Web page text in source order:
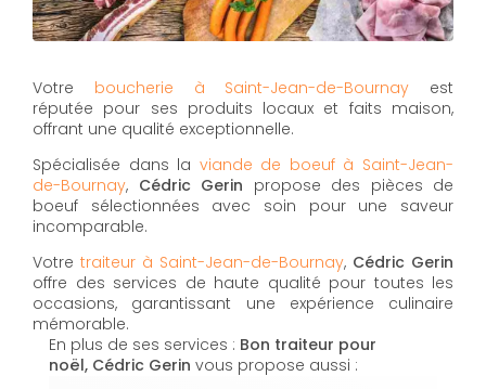
Votre boucherie à Saint-Jean-de-Bournay est
réputée pour ses produits locaux et faits maison,
offrant une qualité exceptionnelle.
Spécialisée dans la viande de boeuf à Saint-Jean-
de-Bournay, Cédric Gerin propose des pièces de
boeuf sélectionnées avec soin pour une saveur
incomparable.
Votre traiteur à Saint-Jean-de-Bournay, Cédric Gerin
offre des services de haute qualité pour toutes les
occasions, garantissant une expérience culinaire
mémorable.
En plus de ses services : Bon traiteur pour
noël, Cédric Gerin vous propose aussi :